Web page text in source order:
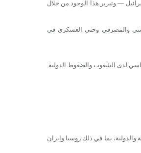
— وتبرير هذا الوجود من خلال
والمصرفي وحتى العسكري في
لدى الشعوب والضغوط الدولية.
الإقليمية والدولية، بما في ذلك روسيا وإيران